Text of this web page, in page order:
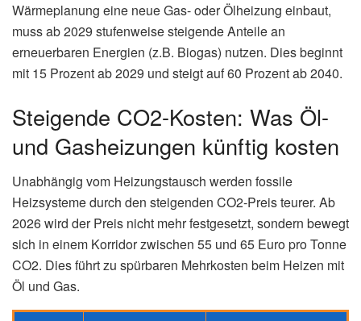
Wärmeplanung eine neue Gas- oder Ölheizung einbaut,
muss ab 2029 stufenweise steigende Anteile an
erneuerbaren Energien (z.B. Biogas) nutzen. Dies beginnt
mit 15 Prozent ab 2029 und steigt auf 60 Prozent ab 2040.
Steigende CO2-Kosten: Was Öl-
und Gasheizungen künftig kosten
Unabhängig vom Heizungstausch werden fossile
Heizsysteme durch den steigenden CO2-Preis teurer. Ab
2026 wird der Preis nicht mehr festgesetzt, sondern bewegt
sich in einem Korridor zwischen 55 und 65 Euro pro Tonne
CO2. Dies führt zu spürbaren Mehrkosten beim Heizen mit
Öl und Gas.